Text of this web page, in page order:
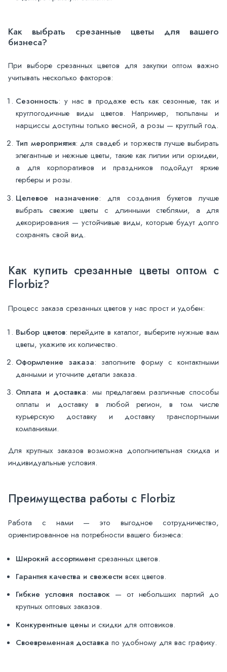
Как выбрать срезанные цветы для вашего
бизнеса?
При выборе срезанных цветов для закупки оптом важно
учитывать несколько факторов:
Сезонность: у нас в продаже есть как сезонные, так и
круглогодичные виды цветов. Например, тюльпаны и
нарциссы доступны только весной, а розы — круглый год.
Тип мероприятия: для свадеб и торжеств лучше выбирать
элегантные и нежные цветы, такие как лилии или орхидеи,
а для корпоративов и праздников подойдут яркие
герберы и розы.
Целевое назначение: для создания букетов лучше
выбрать свежие цветы с длинными стеблями, а для
декорирования — устойчивые виды, которые будут долго
сохранять свой вид.
Как купить срезанные цветы оптом с
Florbiz?
Процесс заказа срезанных цветов у нас прост и удобен:
Выбор цветов: перейдите в каталог, выберите нужные вам
цветы, укажите их количество.
Оформление заказа: заполните форму с контактными
данными и уточните детали заказа.
Оплата и доставка: мы предлагаем различные способы
оплаты и доставку в любой регион, в том числе
курьерскую доставку и доставку транспортными
компаниями.
Для крупных заказов возможна дополнительная скидка и
индивидуальные условия.
Преимущества работы с Florbiz
Работа с нами — это выгодное сотрудничество,
ориентированное на потребности вашего бизнеса:
Широкий ассортимент срезанных цветов.
Гарантия качества и свежести всех цветов.
Гибкие условия поставок— от небольших партий до
крупных оптовых заказов.
Конкурентные цены и скидки для оптовиков.
Своевременная доставка по удобному для вас графику.